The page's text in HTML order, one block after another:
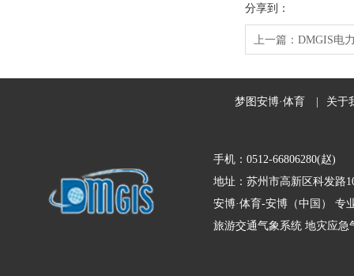
分享到：
上一篇： DMGIS电
梦图安博·体育 关于
手机：0512-66806280(赵)
地址：苏州市高新区科发路
安博·体育-安博（中国） 专
旅游交通气象系统 地灾应急